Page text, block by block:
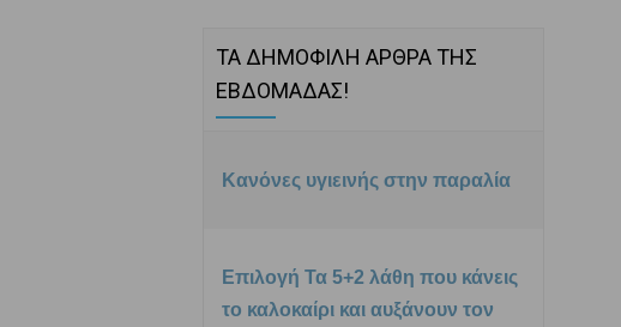
ΤΑ ΔΗΜΟΦΙΛΗ ΑΡΘΡΑ ΤΗΣ
ΕΒΔΟΜΑΔΑΣ!
Κανόνες υγιεινής στην παραλία
Επιλογή Τα 5+2 λάθη που κάνεις
το καλοκαίρι και αυξάνουν τον